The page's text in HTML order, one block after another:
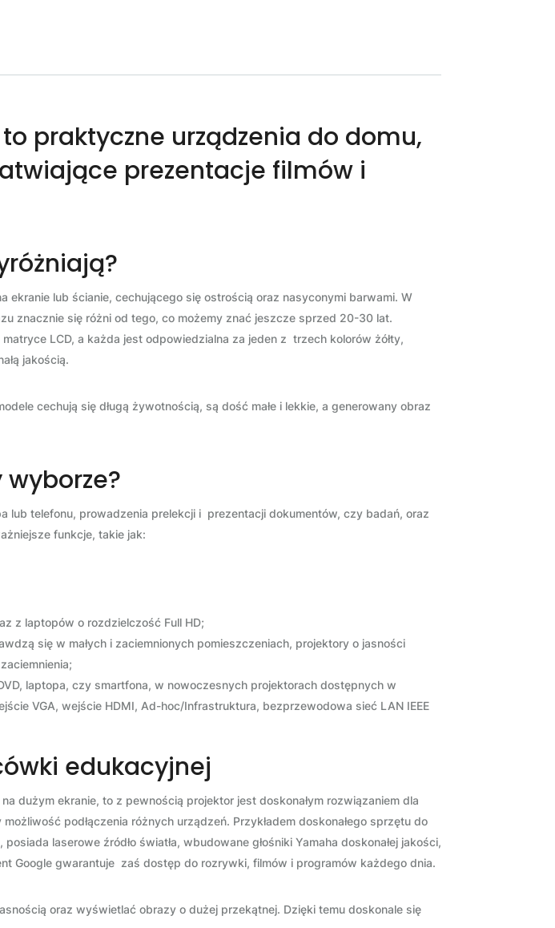
praktyczne urządzenia do domu,
prezentacje filmów i
lub ścianie, cechującego się ostrością oraz nasyconymi barwami. W
znacznie się różni od tego, co możemy znać jeszcze sprzed 20-30 lat.
LCD, a każda jest odpowiedzialna za jeden z trzech kolorów żółty,
jakością.
cechują się długą żywotnością, są dość małe i lekkie, a generowany obraz
lub telefonu, prowadzenia prelekcji i prezentacji dokumentów, czy badań, oraz
funkcje, takie jak:
z laptopów o rozdzielczość Full HD;
się w małych i zaciemnionych pomieszczeniach, projektory o jasności
laptopa, czy smartfona, w nowoczesnych projektorach dostępnych w
VGA, wejście HDMI, Ad-hoc/Infrastruktura, bezprzewodowa sieć LAN IEEE
edukacyjnej
dużym ekranie, to z pewnością projektor jest doskonałym rozwiązaniem dla
podłączenia różnych urządzeń. Przykładem doskonałego sprzętu do
laserowe źródło światła, wbudowane głośniki Yamaha doskonałej jakości,
Google gwarantuje zaś dostęp do rozrywki, filmów i programów każdego dnia.
oraz wyświetlać obrazy o dużej przekątnej. Dzięki temu doskonale się